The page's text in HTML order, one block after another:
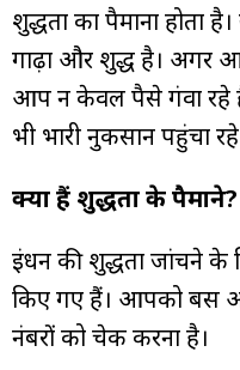
शुद्धता का पैमाना होता
गाढ़ा और शुद्ध है। अगर
आप न केवल पैसे गंवा रहे
भी भारी नुकसान पहुंचा
क्या हैं शुद्धता के पैमाने?
ईंधन की शुद्धता जांचने के
किए गए हैं। आपको बस
नंबरों को चेक करना है।